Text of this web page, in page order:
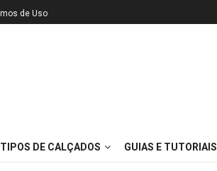
de Uso
TIPOS DE CALÇADOS GUIAS E TUTORIAIS